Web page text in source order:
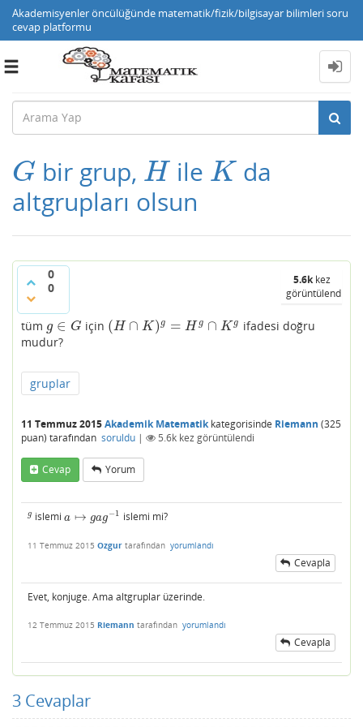
Akademisyenler öncülüğünde matematik/fizik/bilgisayar bilimleri soru
cevap platformu
Toggle
G
G bir grup, H
H ile K
K da
altgrupları olsun
0
0
5.6kkez
görüntülendi
tüm g ∈ G
g∈G için (H ∩ K)g = H g ∩ K g
(H∩ K) g=Hg ∩K g
ifadesi doğru
mudur?
gruplar
11 Temmuz 2015Akademik Matematikkategorisinde Riemann (325
puan) tarafından soruldu | 5.6k kez görüntülendi
Cevap Yorum
g
g islemia ↦ gag−1
a↦ga g−1 islemi mi?
11 Temmuz 2015 Ozgur tarafından yorumlandı
Cevapla
Evet, konjuge. Ama altgruplar üzerinde.
12 Temmuz 2015 Riemann tarafından yorumlandı
Cevapla
3 Cevaplar